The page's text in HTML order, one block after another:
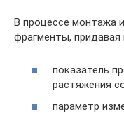
В процессе монтажа
фрагменты,
показатель
растяжения
параметр